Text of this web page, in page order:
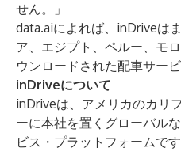
せん。」
data.aiによれば、inDriveは
ア、エジプト、ペルー、モ
ウンロードされた配車サー
inDriveについて
inDriveは、アメリカのカリ
ーに本社を置くグローバル
ビス・プラットフォームで